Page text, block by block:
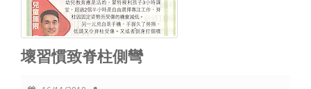
壞習慣致脊柱側彎